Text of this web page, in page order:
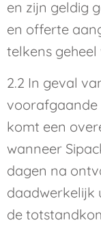
en zijn geldig
en offerte
telkens
2.2 In geval
voorafgaande
komt een
wanneer
dagen na
daadwerkelijk
de